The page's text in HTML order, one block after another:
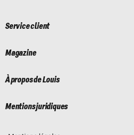
Service client
Magazine
À propos de Louis
Mentions juridiques